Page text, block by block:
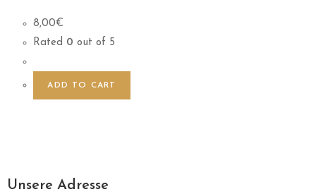
8,00€
Rated 0 out of 5
ADD TO CART
Unsere Adresse